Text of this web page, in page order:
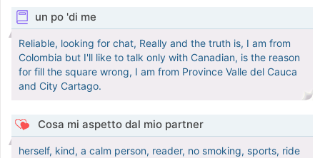
un po 'di me
Reliable, looking for chat, Really and the truth is, I am from
Colombia but I'll like to talk only with Canadian, is the reason
for fill the square wrong, I am from Province Valle del Cauca
and City Cartago.
Cosa mi aspetto dal mio partner
herself, kind, a calm person, reader, no smoking, sports, ride